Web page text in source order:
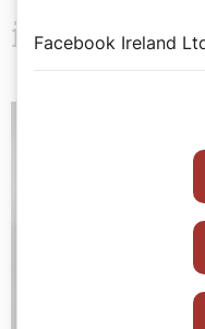
Facebook Ireland